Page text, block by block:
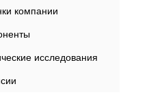
компании
исследования